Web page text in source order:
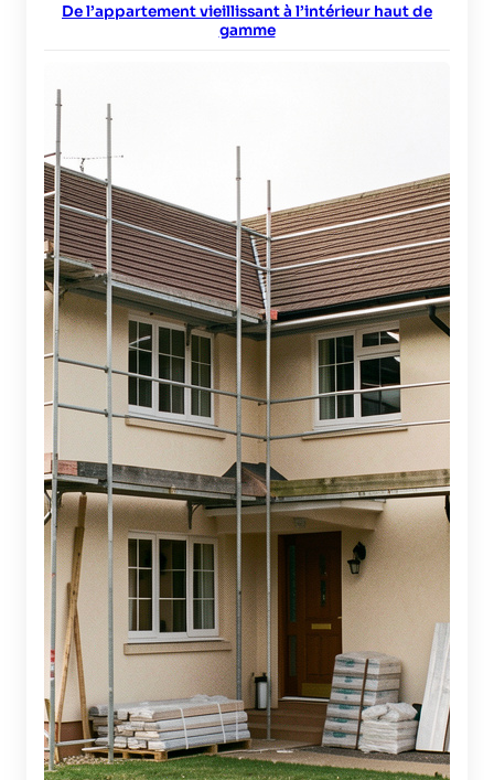
De l’appartement vieillissant à l’intérieur haut de
gamme